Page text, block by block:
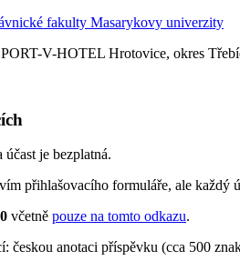
fakulty Masarykovy univerzity
V-HOTEL Hrotovice, okres
je bezplatná.
přihlašovacího formuláře, ale každý
včetně pouze na tomto odkazu.
českou anotaci příspěvku (cca 500